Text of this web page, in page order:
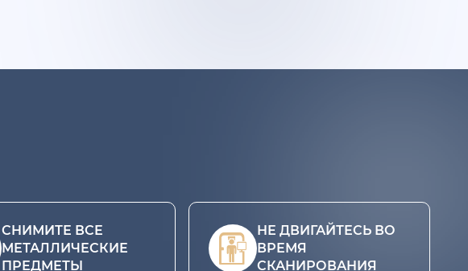
СНИМИТЕ ВСЕ
МЕТАЛЛИЧЕСКИЕ
ПРЕДМЕТЫ
НЕ ДВИГАЙТЕСЬ ВО
ВРЕМЯ
СКАНИРОВАНИЯ